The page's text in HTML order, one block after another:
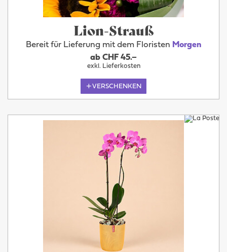
Lion-Strauß
Bereit für Lieferung mit dem Floristen Morgen
ab CHF 45.–
exkl. Lieferkosten
VERSCHENKEN